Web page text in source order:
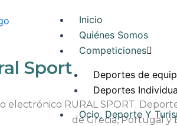
Inicio
Quiénes Somos
Competiciones
Deportes de
Deportes
Ocio, Deporte Y
Sport
electrónico RURAL SPORT.
de Grecia, Portugal y